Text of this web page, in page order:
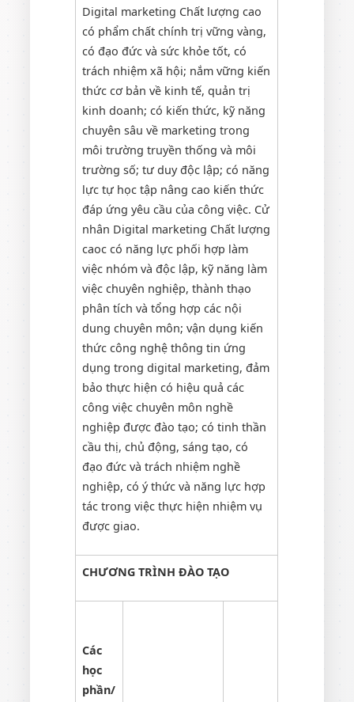
Digital marketing Chất lượng cao
có phẩm chất chính trị vững vàng,
có đạo đức và sức khỏe tốt, có
trách nhiệm xã hội; nắm vững kiến
thức cơ bản về kinh tế, quản trị
kinh doanh; có kiến thức, kỹ năng
chuyên sâu về marketing trong
môi trường truyền thống và môi
trường số; tư duy độc lập; có năng
lực tự học tập nâng cao kiến thức
đáp ứng yêu cầu của công việc. Cử
nhân Digital marketing Chất lượng
caoc có năng lực phối hợp làm
việc nhóm và độc lập, kỹ năng làm
việc chuyên nghiệp, thành thạo
phân tích và tổng hợp các nội
dung chuyên môn; vận dụng kiến
thức công nghệ thông tin ứng
dụng trong digital marketing, đảm
bảo thực hiện có hiệu quả các
công việc chuyên môn nghề
nghiệp được đào tạo; có tinh thần
cầu thị, chủ động, sáng tạo, có
đạo đức và trách nhiệm nghề
nghiệp, có ý thức và năng lực hợp
tác trong việc thực hiện nhiệm vụ
được giao.
CHƯƠNG TRÌNH ĐÀO TẠO
Các
học
phần/